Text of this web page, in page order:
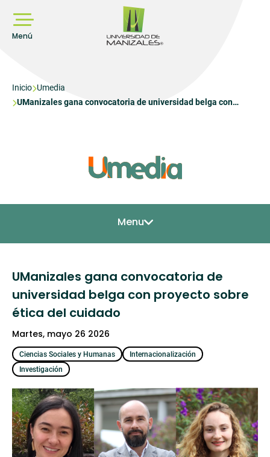
contenido
principal
Menú
Sobrescribir
enlaces
Inicio Umedia
UManizales gana convocatoria de universidad belga con
Menu
UManizales gana convocatoria de
universidad belga con proyecto sobre
ética del cuidado
martes, mayo 26 2026
Ciencias Sociales y Humanas
Internacionalización
Investigación